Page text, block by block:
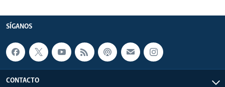
SÍGANOS
CONTACTO